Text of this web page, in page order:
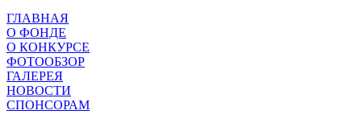
ГЛАВНАЯ
О ФОНДЕ
О КОНКУРСЕ
ФОТООБЗОР
ГАЛЕРЕЯ
НОВОСТИ
СПОНСОРАМ